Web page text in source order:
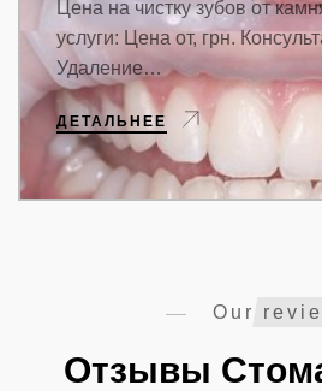
Цена на чистку зубов от
услуги: Цена от, грн.
Удаление…
ДЕТАЛЬНЕЕ
Our
Отзывы